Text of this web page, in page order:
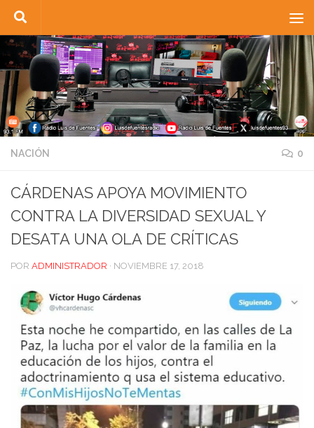
Saltar al contenido
NACIÓN 0
CÁRDENAS APOYA MOVIMIENTO
CONTRA LA DIVERSIDAD SEXUAL Y
DESATA UNA OLA DE CRÍTICAS
POR ADMINISTRADOR · NOVIEMBRE 17, 2018